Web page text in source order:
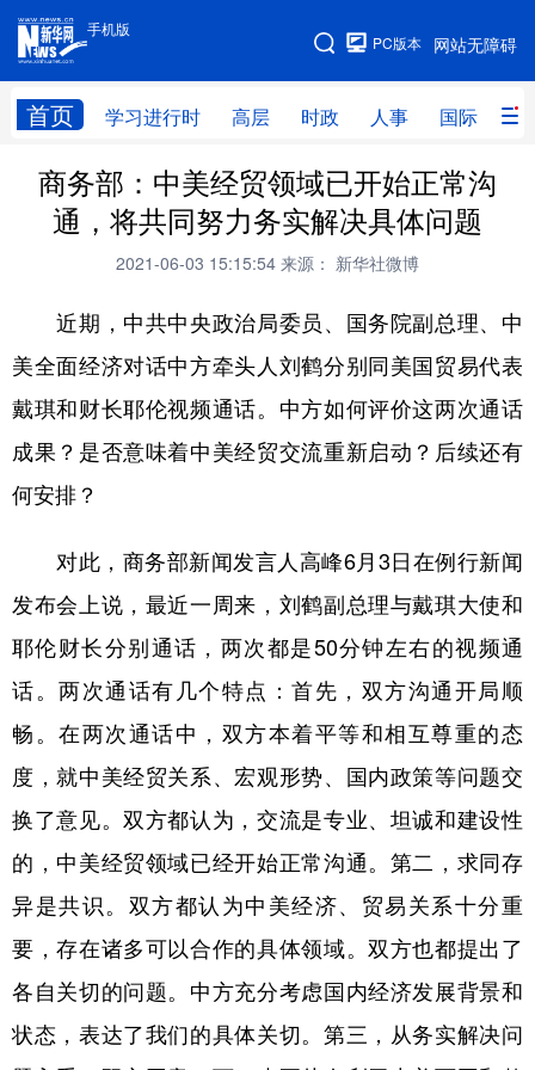
手机版
网站无障碍
PC版本
首页 学习进行时 高层 时政 人事 国际 财
手机版
网站地图
学习进行时 高层 时政 人事
国际 财经 网评 港澳
全球连线
科技 科创 量子 体育
文化 书画 健康 军事
法律
学术中国 乡村振兴 银龄 溯源中国
彩票 娱乐 时尚 悦读
公益 一带一路 亚太网 上市公司
文化产业
地方频道
辽宁 吉林 江苏
浙江 安徽 福建 江西
商务部：中美经贸领域已开始正常沟
通，将共同努力务实解决具体问题
2021-06-03 15:15:54 来源： 新华社微博
近期，中共中央政治局委员、国务院副总理、中
美全面经济对话中方牵头人刘鹤分别同美国贸易代表
戴琪和财长耶伦视频通话。中方如何评价这两次通话
成果？是否意味着中美经贸交流重新启动？后续还有
何安排？
对此，商务部新闻发言人高峰6月3日在例行新闻
发布会上说，最近一周来，刘鹤副总理与戴琪大使和
耶伦财长分别通话，两次都是50分钟左右的视频通
话。两次通话有几个特点：首先，双方沟通开局顺
畅。在两次通话中，双方本着平等和相互尊重的态
度，就中美经贸关系、宏观形势、国内政策等问题交
换了意见。双方都认为，交流是专业、坦诚和建设性
的，中美经贸领域已经开始正常沟通。第二，求同存
异是共识。双方都认为中美经济、贸易关系十分重
要，存在诸多可以合作的具体领域。双方也都提出了
各自关切的问题。中方充分考虑国内经济发展背景和
状态，表达了我们的具体关切。第三，从务实解决问